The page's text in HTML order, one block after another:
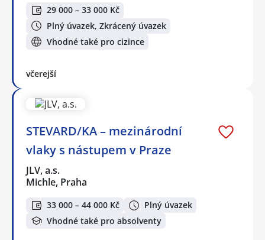
29 000 – 33 000 Kč
Plný úvazek, Zkrácený úvazek
Vhodné také pro cizince
včerejší
STEVARD/KA – mezinárodní
vlaky s nástupem v Praze
JLV, a.s.
Michle, Praha
33 000 – 44 000 Kč
Plný úvazek
Vhodné také pro absolventy